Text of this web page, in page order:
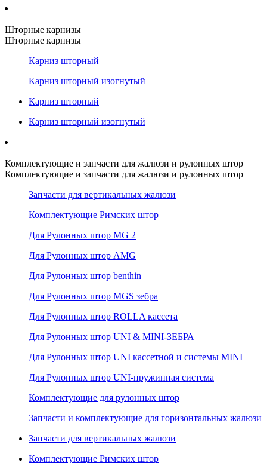
Шторные карнизы
Шторные карнизы
Карниз шторный
Карниз шторный изогнутый
Карниз шторный
Карниз шторный изогнутый
Комплектующие и запчасти для жалюзи и рулонных штор
Комплектующие и запчасти для жалюзи и рулонных штор
Запчасти для вертикальных жалюзи
Комплектующие Римских штор
Для Рулонных штор MG 2
Для Рулонных штор AMG
Для Рулонных штор benthin
Для Рулонных штор MGS зебра
Для Рулонных штор ROLLA кассета
Для Рулонных штор UNI & MINI-ЗЕБРА
Для Рулонных штор UNI кассетной и системы MINI
Для Рулонных штор UNI-пружинная система
Комплектующие для рулонных штор
Запчасти и комплектующие для горизонтальных жалюзи
Запчасти для вертикальных жалюзи
Комплектующие Римских штор